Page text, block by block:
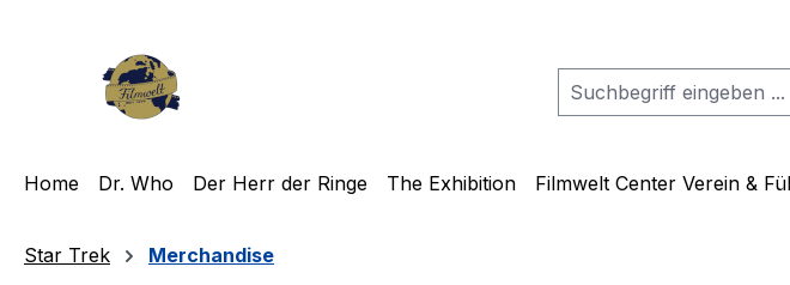
Home Dr. Who Der Herr der Ringe The Exhibition Filmwelt Center Verein &
Star Trek Merchandise